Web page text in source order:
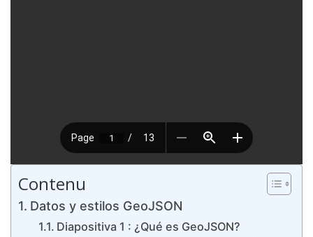
Contenu
Datos y estilos GeoJSON
Diapositiva 1 : ¿Qué es GeoJSON?